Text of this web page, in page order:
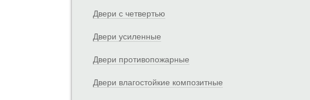
Двери с четвертью
Двери усиленные
Двери противопожарные
Двери влагостойкие композитные